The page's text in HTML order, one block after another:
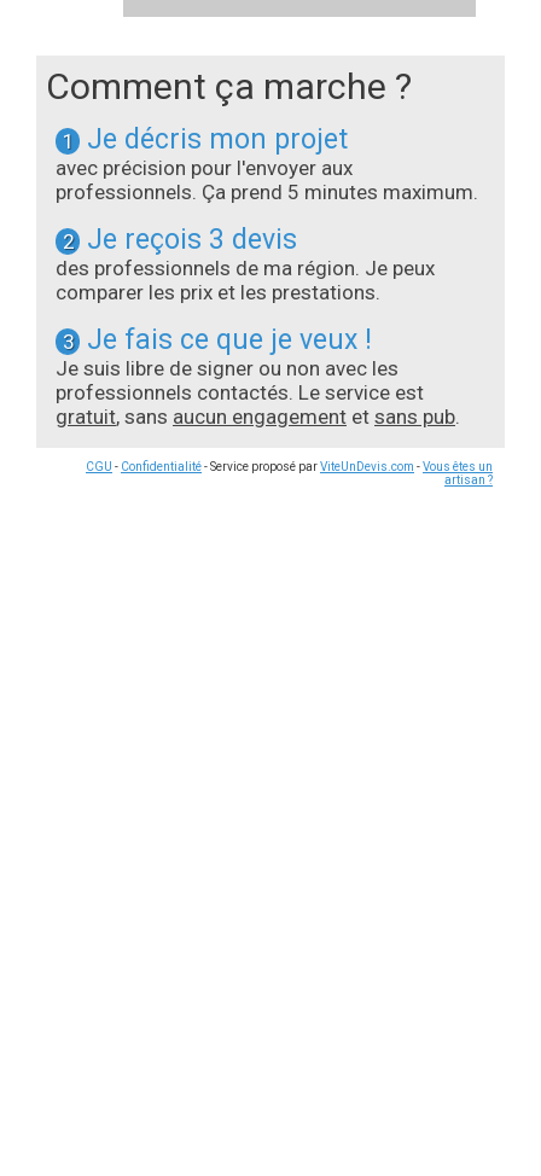
Comment ça marche ?
1 Je décris mon projet
avec précision pour l'envoyer aux
professionnels. Ça prend 5 minutes maximum.
2 Je reçois 3 devis
des professionnels de ma région. Je peux
comparer les prix et les prestations.
3 Je fais ce que je veux !
Je suis libre de signer ou non avec les
professionnels contactés. Le service est
gratuit, sans aucun engagement et sans pub.
CGU - Confidentialité- Service proposé parViteUnDevis.com -Vous êtes un
artisan ?